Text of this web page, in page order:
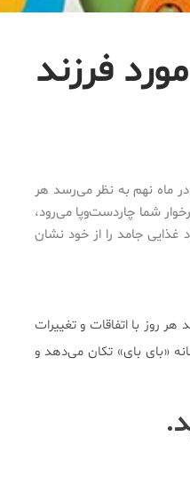
فرزند
ماه نهم به نظر می‌رسد هر
شما چاردست‌وپا می‌رود،
جامد را از خود نشان
روز با اتفاقات و تغییرات
«بای بای» تکان می‌دهد و